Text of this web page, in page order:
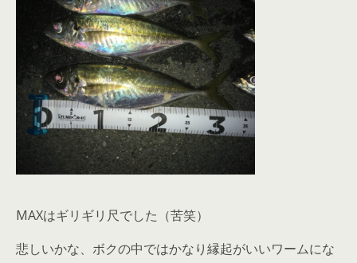
MAXはギリギリ尺でした（苦笑）
悲しいかな、ボクの中ではかなり縁起がいいワームにな